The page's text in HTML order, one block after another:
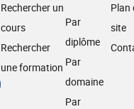
Rechercher un
cours
Rechercher
une formation
Par
diplôme
Par
domaine
Par
Plan
site